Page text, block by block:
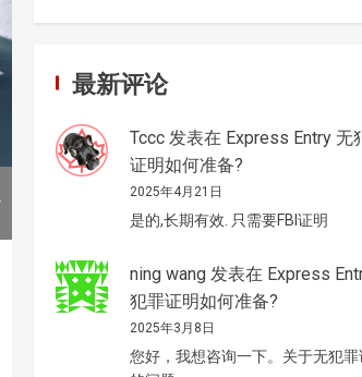
最新评论
Tccc发表在 Express Entry 无
证明如何准备?
2025年4月21日
是的,长期有效. 只需要FBI证明
ning wang发表在 Express
犯罪证明如何准备?
2025年3月8日
您好，我想咨询一下。关于无犯罪